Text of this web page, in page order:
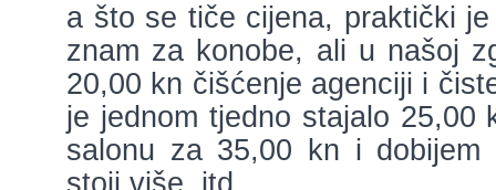
a što se tiče cijena, praktički
znam za konobe, ali u našoj
20,00 kn čišćenje agenciji i
je jednom tjedno stajalo 25,00
salonu za 35,00 kn i dobijem
stoji više. itd.